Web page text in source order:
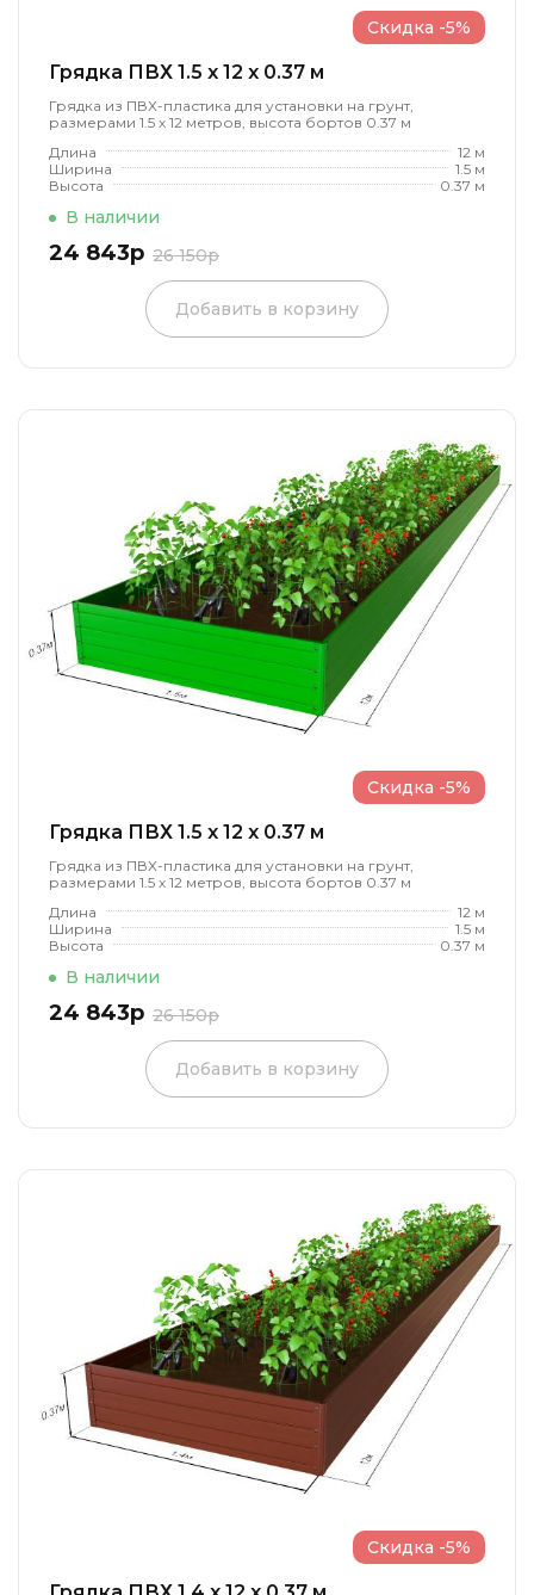
Грядка ПВХ 1.5 x 12 x 0.37 м
Грядка из ПВХ-пластика для установки на грунт,
размерами 1.5 х 12 метров, высота бортов 0.37 м
Длина
12 м
Ширина
1.5 м
Высота
0.37 м
В наличии
24 843р 26 150р
Скидка -5%
Добавить в корзину
Грядка ПВХ 1.5 x 12 x 0.37 м
Грядка из ПВХ-пластика для установки на грунт,
размерами 1.5 х 12 метров, высота бортов 0.37 м
Длина
12 м
Ширина
1.5 м
Высота
0.37 м
В наличии
24 843р 26 150р
Скидка -5%
Добавить в корзину
Скидка -5%